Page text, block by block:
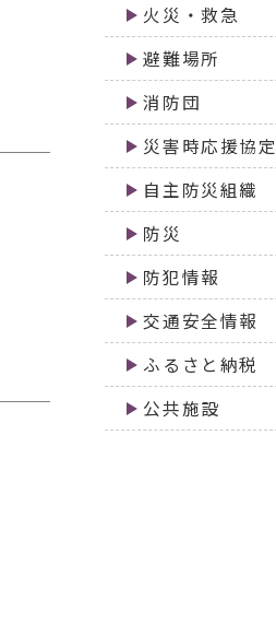
火災・救急
避難場所
消防団
災害時応援協定
自主防災組織
防災
防犯情報
交通安全情報
ふるさと納税
公共施設